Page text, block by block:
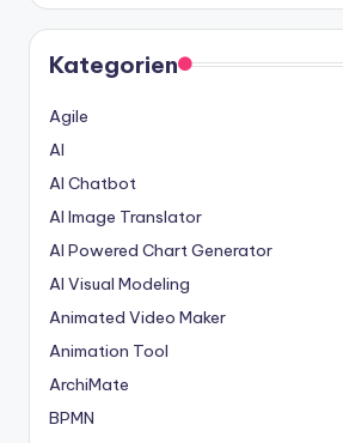
Kategorien
Agile
AI
AI Chatbot
AI Image Translator
AI Powered Chart Generator
AI Visual Modeling
Animated Video Maker
Animation Tool
ArchiMate
BPMN